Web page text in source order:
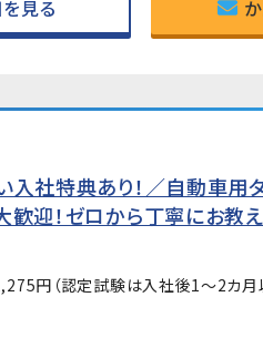
見る
社特典あり！／自動車用
迎！ゼロから丁寧にお教え
円（認定試験は入社後1～2カ月